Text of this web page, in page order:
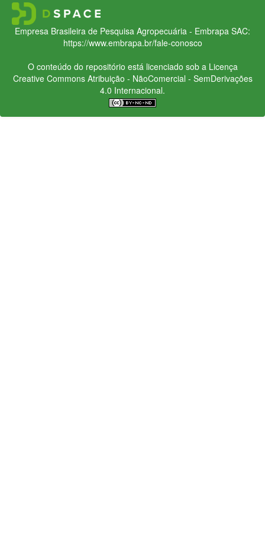
Empresa Brasileira de Pesquisa Agropecuária - Embrapa SAC:
https://www.embrapa.br/fale-conosco
O conteúdo do repositório está licenciado sob a Licença
Creative CommonsAtribuição - NãoComercial - SemDerivações
4.0 Internacional.